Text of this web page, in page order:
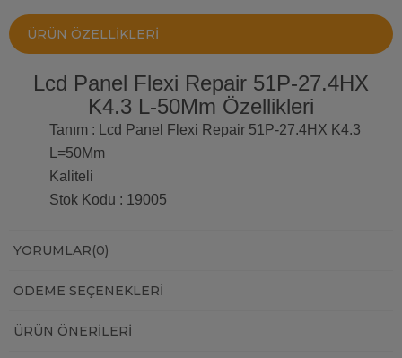
ÜRÜN ÖZELLIKLERI
Lcd Panel Flexi Repair 51P-27.4HX
K4.3 L-50Mm Özellikleri
Tanım : Lcd Panel Flexi Repair 51P-27.4HX K4.3
L=50Mm
Kaliteli
Stok Kodu : 19005
YORUMLAR(0)
ÖDEME SEÇENEKLERI
ÜRÜN ÖNERILERI